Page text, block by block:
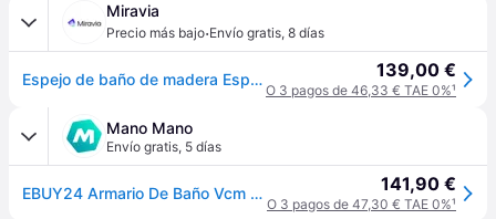
Miravia
Precio más bajo·Envío gratis, 8 días
Espejo de baño de madera Espejo de pared Espejo colgante Armario con espejo de baño Budasi Espejo de baño de madera Espejo de pared Espejo colgante Armario con espejo de baño Budasi - Negro 139,00 €
O 3 pagos de 46,33 € TAE 0%¹
Mano Mano
Envío gratis, 5 días
EBUY24 Armario De Baño Vcm Atemporal Dimensiones Aprox. Al. 59 X An. 112 Cm T. 12 Cm Dos Puertas Giratorias Con Compartimento De Almacenamiento Armario De Espejo - Budasi (negro) 141,90 €
O 3 pagos de 47,30 € TAE 0%¹